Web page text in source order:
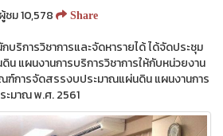
ม 10,578
Share
ริการวิชาการและจัดหารายได้ ได้จัดประชุม
แผนงานการบริการวิชาการให้กับหน่วยงาน
ฑ์การจัดสรรงบประมาณแผ่นดิน แผนงานการ
ะมาณ พ.ศ. 2561